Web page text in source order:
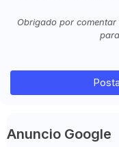
Obrigado por
Anuncio Google